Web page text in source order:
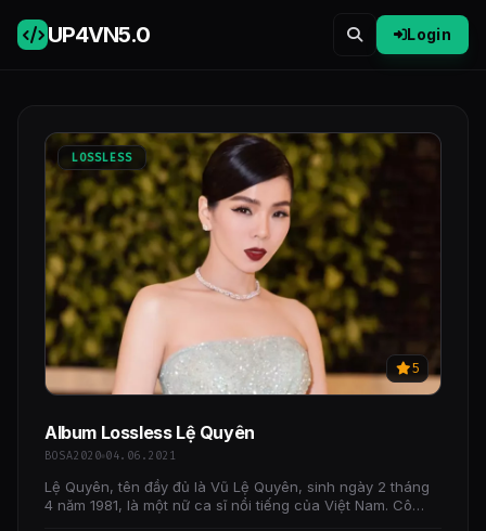
UP4VN5.0 Login
LOSSLESS
5
Album Lossless Lệ Quyên
BOSA2020 04.06.2021
Lệ Quyên, tên đầy đủ là Vũ Lệ Quyên, sinh ngày 2 tháng
4 năm 1981, là một nữ ca sĩ nổi tiếng của Việt Nam. Cô